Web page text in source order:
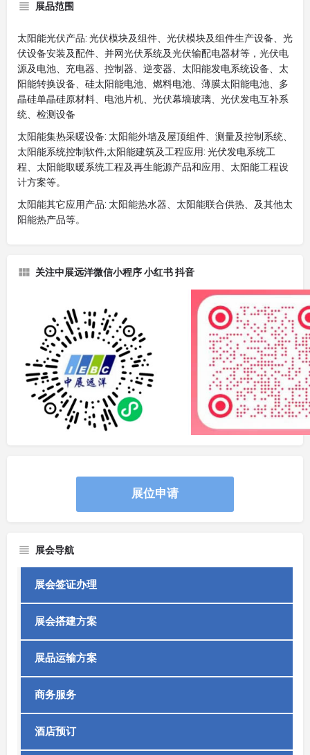
展品范围
太阳能光伏产品: 光伏模块及组件、光伏模块及组件生产设备、光
伏设备安装及配件、并网光伏系统及光伏输配电器材等，光伏电
源及电池、充电器、控制器、逆变器、太阳能发电系统设备、太
阳能转换设备、硅太阳能电池、燃料电池、薄膜太阳能电池、多
晶硅单晶硅原材料、电池片机、光伏幕墙玻璃、光伏发电互补系
统、检测设备
太阳能集热采暖设备: 太阳能外墙及屋顶组件、测量及控制系统、
太阳能系统控制软件,太阳能建筑及工程应用: 光伏发电系统工
程、太阳能取暖系统工程及再生能源产品和应用、太阳能工程设
计方案等。
太阳能其它应用产品: 太阳能热水器、太阳能联合供热、及其他太
阳能热产品等。
关注中展远洋微信小程序 小红书 抖音
展位申请
展会导航
展会签证办理
展会搭建方案
展品运输方案
商务服务
酒店预订